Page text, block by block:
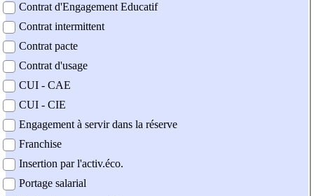
Contrat d'Engagement Educatif
Contrat intermittent
Contrat pacte
Contrat d'usage
CUI - CAE
CUI - CIE
Engagement à servir dans la réserve
Franchise
Insertion par l'activ.éco.
Portage salarial